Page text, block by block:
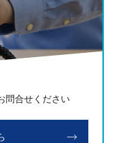
問合せください